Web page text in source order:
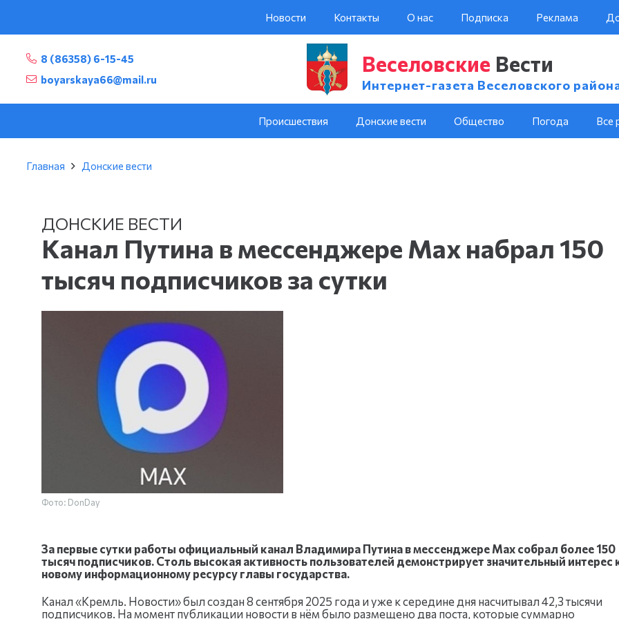
Новости Контакты О нас Подписка Реклама
8 (86358) 6-15-45
boyarskaya66@mail.ru
Веселовские Вести
Интернет-газета Веселовского
Происшествия Донские вести Общество Погода Все
Главная Донские вести
ДОНСКИЕ ВЕСТИ
Канал Путина в мессенджере Max набрал 150
тысяч подписчиков за сутки
Фото: DonDay
За первые сутки работы официальный канал Владимира Путина в мессенджере Max собрал более 150
тысяч подписчиков. Столь высокая активность пользователей демонстрирует значительный интерес
новому информационному ресурсу главы государства.
Канал «Кремль. Новости» был создан 8 сентября 2025 года и уже к середине дня насчитывал 42,3 тысячи
подписчиков. На момент публикации новости в нём было размещено два поста, которые суммарно